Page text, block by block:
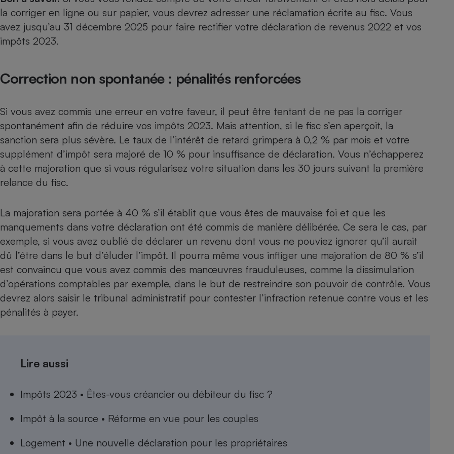
la corriger en ligne ou sur papier, vous devrez adresser une réclamation écrite au fisc. Vous
avez jusqu’au 31 décembre 2025 pour faire rectifier votre déclaration de revenus 2022 et vos
impôts 2023.
Correction non spontanée : pénalités renforcées
Si vous avez commis une erreur en votre faveur, il peut être tentant de ne pas la corriger
spontanément afin de réduire vos impôts 2023. Mais attention, si le fisc s’en aperçoit, la
sanction sera plus sévère. Le taux de l’intérêt de retard grimpera à 0,2 % par mois et votre
supplément d’impôt sera majoré de 10 % pour insuffisance de déclaration. Vous n’échapperez
à cette majoration que si vous régularisez votre situation dans les 30 jours suivant la première
relance du fisc.
La majoration sera portée à 40 % s’il établit que vous êtes de mauvaise foi et que les
manquements dans votre déclaration ont été commis de manière délibérée. Ce sera le cas, par
exemple, si vous avez oublié de déclarer un revenu dont vous ne pouviez ignorer qu’il aurait
dû l’être dans le but d’éluder l’impôt. Il pourra même vous infliger une majoration de 80 % s’il
est convaincu que vous avez commis des manœuvres frauduleuses, comme la dissimulation
d’opérations comptables par exemple, dans le but de restreindre son pouvoir de contrôle. Vous
devrez alors saisir le tribunal administratif pour contester l’infraction retenue contre vous et les
pénalités à payer.
Lire aussi
Impôts 2023 • Êtes-vous créancier ou débiteur du fisc ?
Impôt à la source • Réforme en vue pour les couples
Logement • Une nouvelle déclaration pour les propriétaires